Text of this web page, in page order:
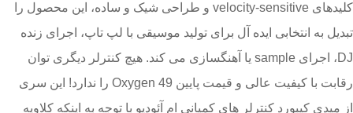
کلیدهای velocity-sensitive و طراحی شیک و ساده، این محصول را
تبدیل به انتخابی ایده آل برای تولید موسیقی با لپ تاپ، اجرای زنده
DJ، اجرای sample یا آهنگسازی می کند. هیچ کنترلر دیگری توان
رقابت با کیفیت عالی و قیمت پایین Oxygen 49 را ندارد! این سری
از میدی کیبورد کنترلر های کمپانی ام آئودیو با توجه به اینکه کلاویه